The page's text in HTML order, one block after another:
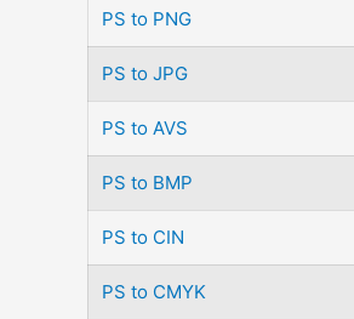
PS to PNG
PS to JPG
PS to AVS
PS to BMP
PS to CIN
PS to CMYK